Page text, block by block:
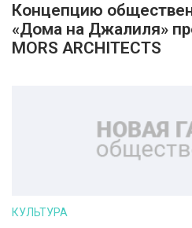
Концепцию
«Дома на Джалиля»
MORS ARCHITECTS
КУЛЬТУРА